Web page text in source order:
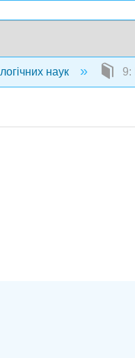
наук 9: